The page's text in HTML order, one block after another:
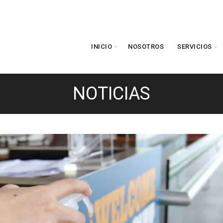
INICIO NOSOTROS SERVICIOS
NOTICIAS